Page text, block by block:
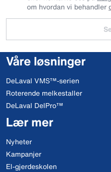
om hvordan vi behandler
Våre løsninger
DeLaval VMS™-serien
Roterende melkestaller
DeLaval DelPro™
Lær mer
Nyheter
Kampanjer
El-gjerdeskolen